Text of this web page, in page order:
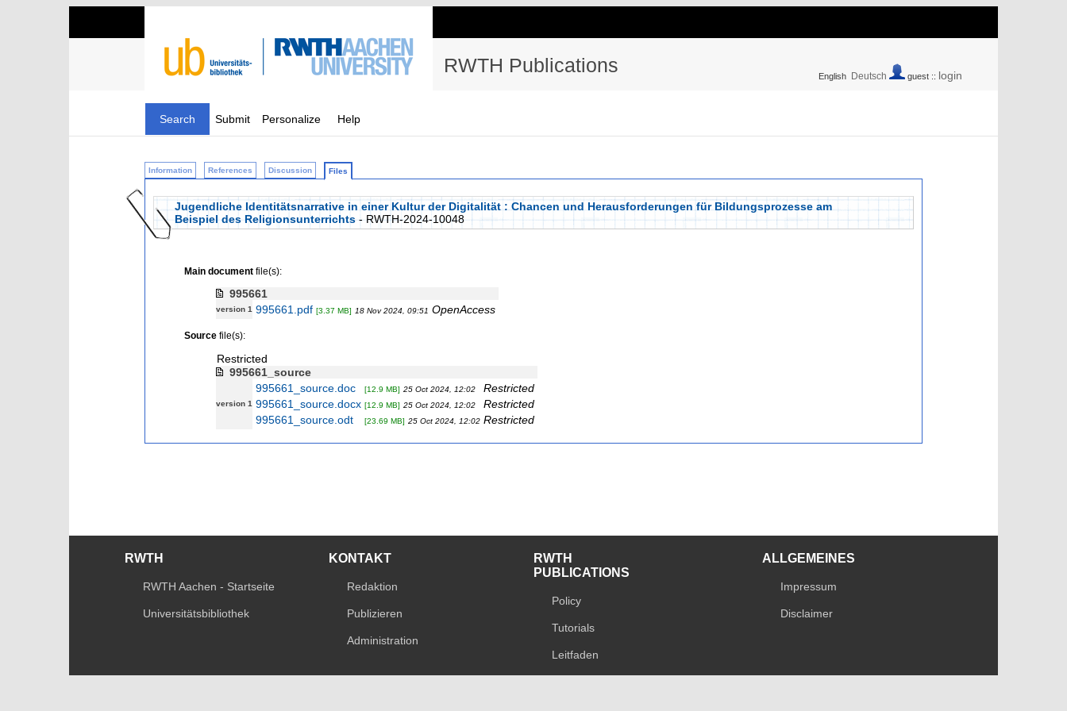
RWTH Publications English Deutsch guest :: login
Search Submit Personalize Help
Information References Discussion Files
Jugendliche Identitätsnarrative in einer Kultur der Digitalität : Chancen und Herausforderungen für Bildungsprozesse am
Beispiel des Religionsunterrichts - RWTH-2024-10048
Main documentfile(s):
995661
version 1 995661.pdf [3.37 MB] 18 Nov 2024, 09:51 OpenAccess
Sourcefile(s):
Restricted
995661_source
version 1
995661_source.doc [12.9 MB] 25 Oct 2024, 12:02
Restricted
995661_source.docx [12.9 MB] 25 Oct 2024, 12:02
Restricted
995661_source.odt
[23.69 MB] 25 Oct 2024, 12:02 Restricted
RWTH
RWTH Aachen - Startseite
Universitätsbibliothek
KONTAKT
Redaktion
Publizieren
Administration
RWTH
PUBLICATIONS
Policy
Tutorials
Leitfaden
ALLGEMEINES
Impressum
Disclaimer